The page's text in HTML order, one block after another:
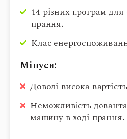
14 різних програм
прання.
Клас
Мінуси:
Доволі висока
Неможливість
машину в ході прання.